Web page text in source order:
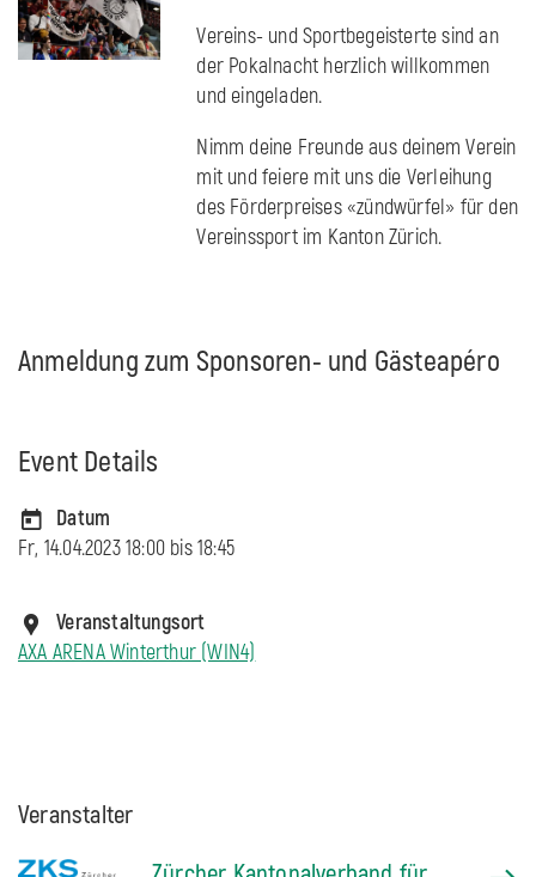
Vereins- und Sportbegeisterte sind an
der Pokalnacht herzlich willkommen
und eingeladen.
Nimm deine Freunde aus deinem Verein
mit und feiere mit uns die Verleihung
des Förderpreises «zündwürfel» für den
Vereinssport im Kanton Zürich.
Anmeldung zum Sponsoren- und Gästeapéro
Event Details
Datum
Fr, 14.04.2023 18:00 bis18:45
Veranstaltungsort
AXA ARENA Winterthur (WIN4)
Veranstalter